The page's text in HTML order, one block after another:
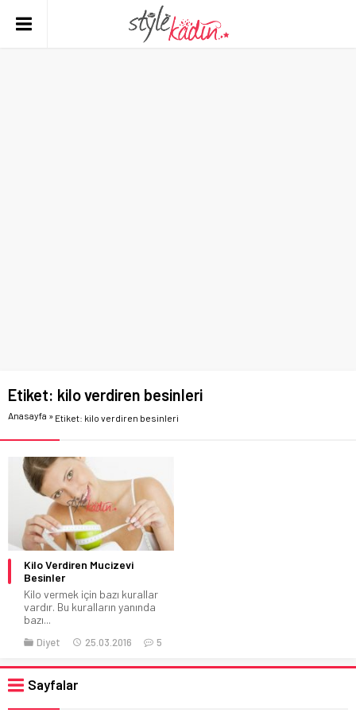
Etiket: kilo verdiren besinleri
Anasayfa » Etiket: kilo verdiren besinleri
Kilo Verdiren Mucizevi
Besinler
Kilo vermek için bazı kurallar
vardır. Bu kuralların yanında
bazı...
Diyet 25.03.2016 5
Sayfalar